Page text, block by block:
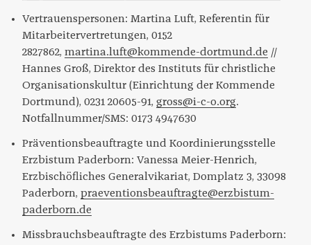
Vertrauenspersonen: Martina Luft, Referentin für
Mitarbeitervertretungen, 0152
2827862, martina.luft@kommende-dortmund.de //
Hannes Groß, Direktor des Instituts für christliche
Organisationskultur (Einrichtung der Kommende
Dortmund), 0231 20605-91, gross@i-c-o.org.
Notfallnummer/SMS: 0173 4947630
Präventionsbeauftragte und Koordinierungsstelle
Erzbistum Paderborn: Vanessa Meier-Henrich,
Erzbischöfliches Generalvikariat, Domplatz 3, 33098
Paderborn, praeventionsbeauftragte@erzbistum-
paderborn.de
Missbrauchsbeauftragte des Erzbistums Paderborn: